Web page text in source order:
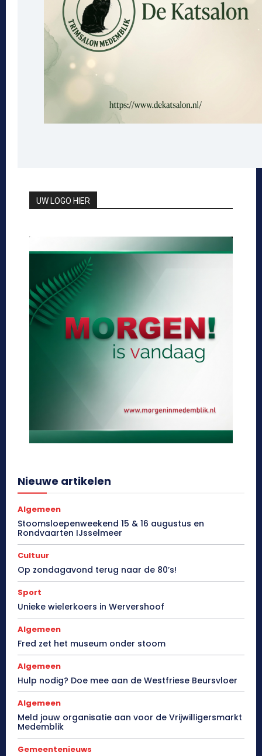
UW LOGO HIER
Nieuwe artikelen
Algemeen
Stoomsloepenweekend 15 & 16 augustus en
Rondvaarten IJsselmeer
Cultuur
Op zondagavond terug naar de 80’s!
Sport
Unieke wielerkoers in Wervershoof
Algemeen
Fred zet het museum onder stoom
Algemeen
Hulp nodig? Doe mee aan de Westfriese Beursvloer
Algemeen
Meld jouw organisatie aan voor de Vrijwilligersmarkt
Medemblik
Gemeentenieuws